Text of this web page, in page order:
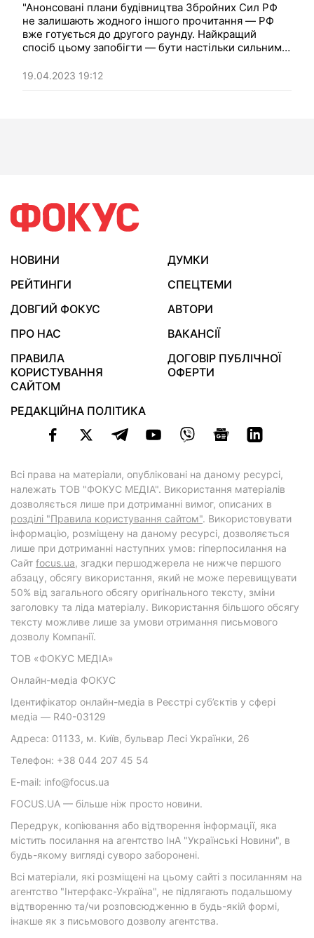
"Анонсовані плани будівництва Збройних Сил РФ
не залишають жодного іншого прочитання — РФ
вже готується до другого раунду. Найкращий
спосіб цьому запобігти — бути настільки сильними,
19.04.2023 19:12
НОВИНИ
ДУМКИ
РЕЙТИНГИ
СПЕЦТЕМИ
ДОВГИЙ ФОКУС
АВТОРИ
ПРО НАС
ВАКАНСІЇ
ПРАВИЛА
КОРИСТУВАННЯ
САЙТОМ
ДОГОВІР ПУБЛІЧНОЇ
ОФЕРТИ
РЕДАКЦІЙНА ПОЛІТИКА
Всі права на матеріали, опубліковані на даному ресурсі,
належать ТОВ "ФОКУС МЕДІА". Використання матеріалів
дозволяється лише при дотриманні вимог, описаних в
розділі "Правила користування сайтом". Використовувати
інформацію, розміщену на даному ресурсі, дозволяється
лише при дотриманні наступних умов: гіперпосилання на
Cайт focus.ua, згадки першоджерела не нижче першого
абзацу, обсягу використання, який не може перевищувати
50% від загального обсягу оригінального тексту, зміни
заголовку та ліда матеріалу. Використання більшого обсягу
тексту можливе лише за умови отримання письмового
дозволу Компанії.
ТОВ «ФОКУС МЕДІА»
Онлайн-медіа ФОКУС
Ідентифікатор онлайн-медіа в Реєстрі суб’єктів у сфері
медіа — R40-03129
Адреса: 01133, м. Київ, бульвар Лесі Українки, 26
Телефон: +38 044 207 45 54
E-mail: info@focus.ua
FOCUS.UA — більше ніж просто новини.
Передрук, копіювання або відтворення інформації, яка
містить посилання на агентство ІнА "Українські Новини", в
будь-якому вигляді суворо заборонені.
Всі матеріали, які розміщені на цьому сайті з посиланням на
агентство "Інтерфакс-Україна", не підлягають подальшому
відтворенню та/чи розповсюдженню в будь-якій формі,
інакше як з письмового дозволу агентства.